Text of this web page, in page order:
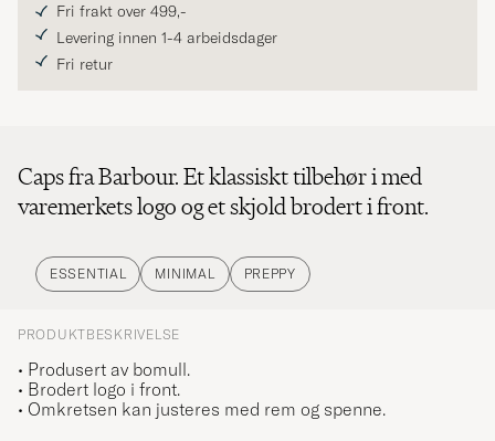
Fri frakt over 499,-
Levering innen 1-4 arbeidsdager
Fri retur
Caps fra Barbour. Et klassiskt tilbehør i med
varemerkets logo og et skjold brodert i front.
ESSENTIAL MINIMAL PREPPY
PRODUKTBESKRIVELSE
• Produsert av bomull.
• Brodert logo i front.
• Omkretsen kan justeres med rem og spenne.